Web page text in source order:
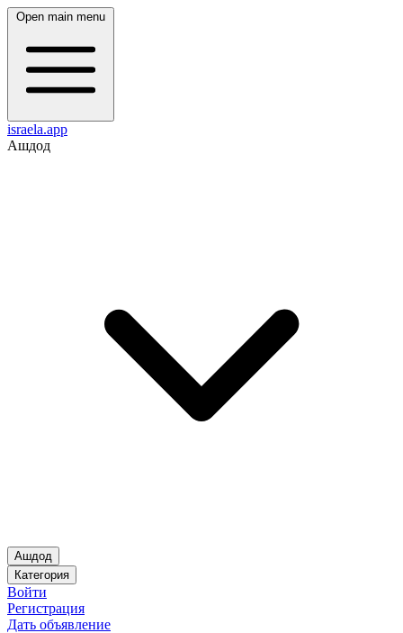
Open main menu
israela.app
Ашдод
Ашдод
Категория
Войти
Регистрация
Дать объявление